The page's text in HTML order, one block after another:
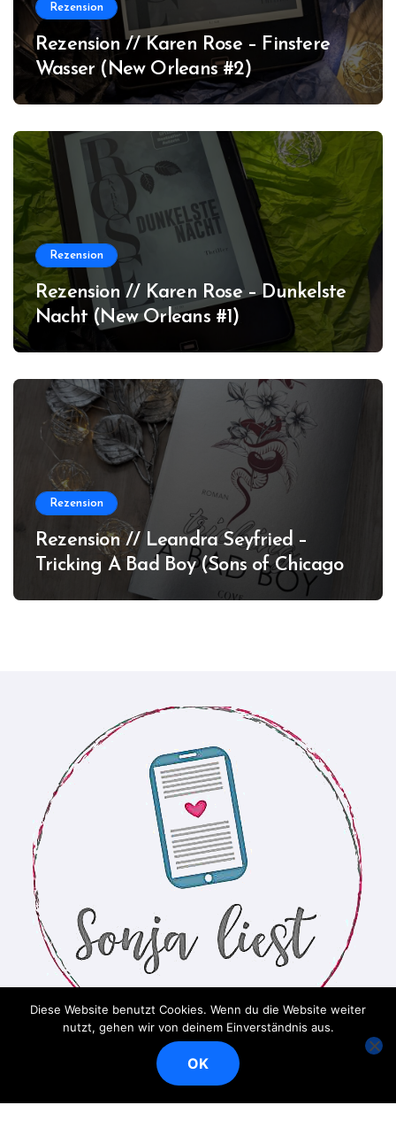
Rezension
Rezension // Karen Rose – Finstere
Wasser (New Orleans #2)
Rezension
Rezension // Karen Rose – Dunkelste
Nacht (New Orleans #1)
Rezension
Rezension // Leandra Seyfried –
Tricking A Bad Boy (Sons of Chicago
Ein Bücherblog
Diese Website benutzt Cookies. Wenn du die Website weiter
nutzt, gehen wir von deinem Einverständnis aus.
OK